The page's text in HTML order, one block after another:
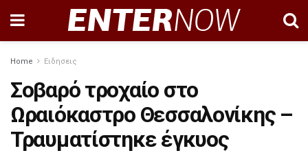
Home Ειδησεις
Σοβαρό τροχαίο στο
Ωραιόκαστρο Θεσσαλονίκης –
Τραυματίστηκε έγκυος